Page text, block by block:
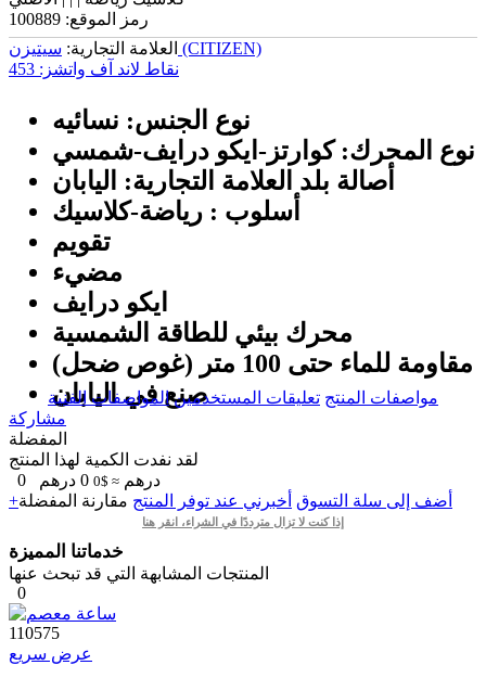
رمز الموقع: 100889
العلامة التجارية: سیتیزن (CITIZEN)
نقاط لاند آف واتشز: 453
نوع الجنس: نسائیه
نوع المحرك: كوارتز-ايكو درايف-شمسي
أصالة بلد العلامة التجارية: اليابان
أسلوب : رياضة-كلاسيك
تقويم
مضيء
ايكو درايف
محرك بيئي للطاقة الشمسية
مقاومة للماء حتى 100 متر (غوص ضحل)
صنع في اليابان
مواصفات المنتج تعليقات المستخدمين المواصفات الفنية
مشاركة
المفضلة
لقد نفدت الكمية لهذا المنتج
0
درهم ≈ $0
0 درهم
+أضف إلى سلة التسوق أخبرني عند توفر المنتج مقارنة المفضلة
إذا كنت لا تزال مترددًا في الشراء، انقر هنا
خدماتنا المميزة
المنتجات المشابهة التي قد تبحث عنها
0
110575
عرض سريع